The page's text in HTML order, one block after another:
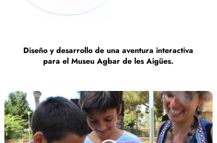
Diseño y desarrollo de una aventura interactiva
para el Museu Agbar de les Aigües.